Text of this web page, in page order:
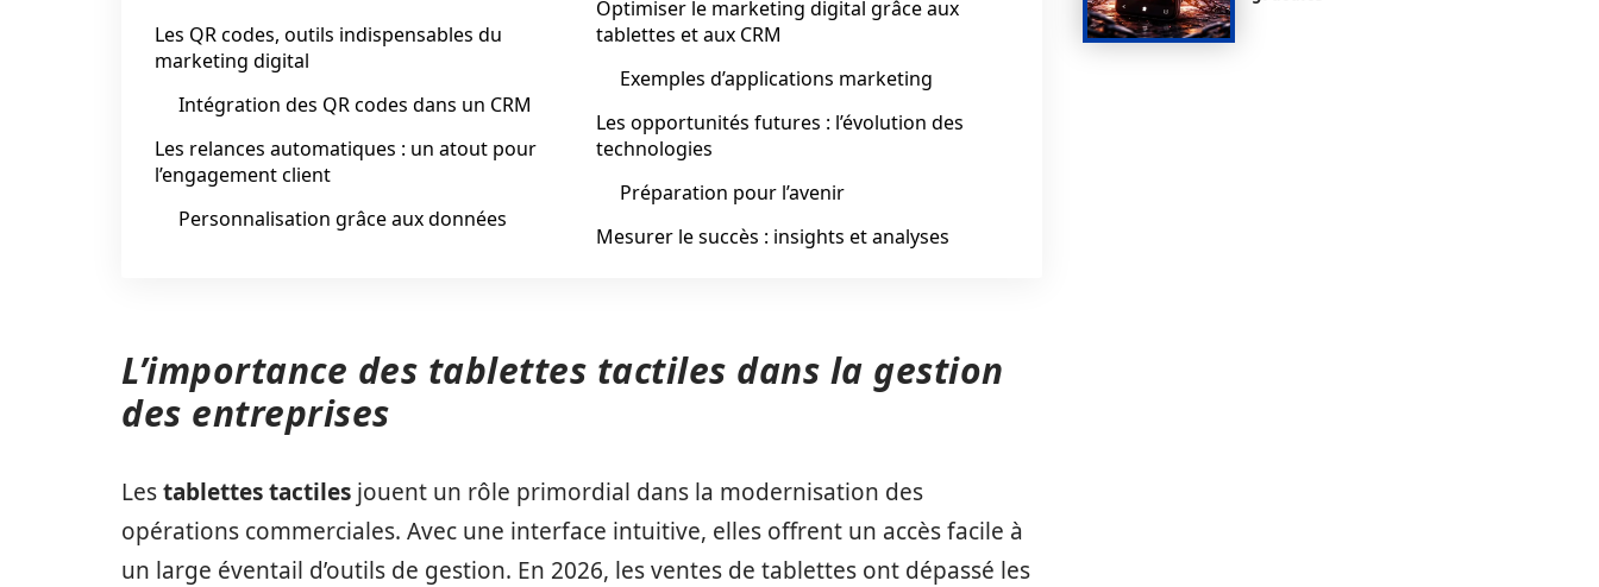
Les QR codes, outils indispensables du
marketing digital
Intégration des QR codes dans un CRM
Les relances automatiques : un atout pour
l’engagement client
Personnalisation grâce aux données
Optimiser le marketing digital grâce aux
tablettes et aux CRM
Exemples d’applications marketing
Les opportunités futures : l’évolution des
technologies
Préparation pour l’avenir
Mesurer le succès : insights et analyses
L’importance des tablettes tactiles dans la gestion
des entreprises
Lestablettes tactiles jouent un rôle primordial dans la modernisation des
opérations commerciales. Avec une interface intuitive, elles offrent un accès facile à
un large éventail d’outils de gestion. En 2026, les ventes de tablettes ont dépassé les